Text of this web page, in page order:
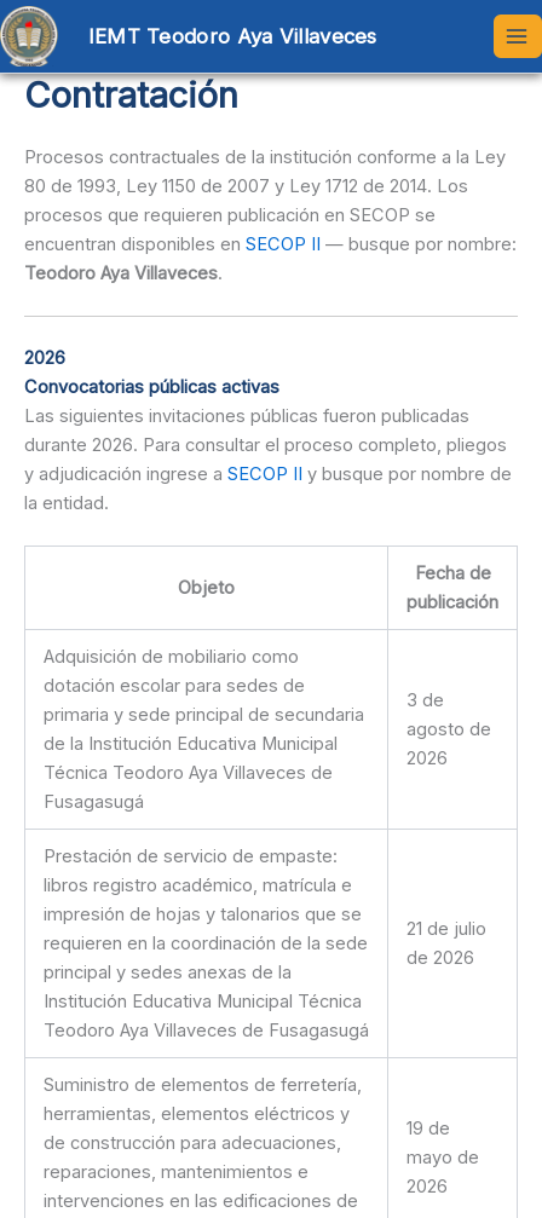
Ir
al
contenido
IEMT Teodoro Aya Villaveces
Contratación
Procesos contractuales de la institución conforme a la Ley
80 de 1993, Ley 1150 de 2007 y Ley 1712 de 2014. Los
procesos que requieren publicación en SECOP se
encuentran disponibles en SECOP II — busque por nombre:
Teodoro Aya Villaveces.
2026
Convocatorias públicas activas
Las siguientes invitaciones públicas fueron publicadas
durante 2026. Para consultar el proceso completo, pliegos
y adjudicación ingrese a SECOP II y busque por nombre de
la entidad.
Objeto
Fecha de
publicación
Adquisición de mobiliario como
dotación escolar para sedes de
primaria y sede principal de secundaria
de la Institución Educativa Municipal
Técnica Teodoro Aya Villaveces de
Fusagasugá
3 de
agosto de
2026
Prestación de servicio de empaste:
libros registro académico, matrícula e
impresión de hojas y talonarios que se
requieren en la coordinación de la sede
principal y sedes anexas de la
Institución Educativa Municipal Técnica
Teodoro Aya Villaveces de Fusagasugá
21 de julio
de 2026
Suministro de elementos de ferretería,
herramientas, elementos eléctricos y
de construcción para adecuaciones,
reparaciones, mantenimientos e
intervenciones en las edificaciones de
19 de
mayo de
2026